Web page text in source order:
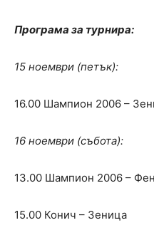
Програма за турнира:
15 ноември (петък):
16.00 Шампион 2006 –
16 ноември (събота):
13.00 Шампион 2006 –
15.00 Конич – Зеница